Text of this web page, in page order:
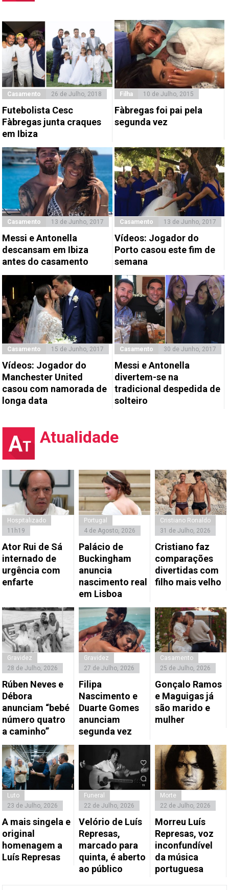
Casamento 26 de Julho, 2018
Futebolista Cesc
Fàbregas junta craques
em Ibiza
Filha 10 de Julho, 2015
Fàbregas foi pai pela
segunda vez
Casamento 13 de Junho, 2017
Messi e Antonella
descansam em Ibiza
antes do casamento
Casamento 13 de Junho, 2017
Vídeos: Jogador do
Porto casou este fim de
semana
Casamento 15 de Junho, 2017
Vídeos: Jogador do
Manchester United
casou com namorada de
longa data
Casamento 30 de Junho, 2017
Messi e Antonella
divertem-se na
tradicional despedida de
solteiro
Atualidade
Hospitalizado
11h19
Ator Rui de Sá
internado de
urgência com
enfarte
Portugal
4 de Agosto, 2026
Palácio de
Buckingham
anuncia
nascimento real
em Lisboa
Cristiano Ronaldo
31 de Julho, 2026
Cristiano faz
comparações
divertidas com
filho mais velho
Gravidez
28 de Julho, 2026
Rúben Neves e
Débora
anunciam “bebé
número quatro
a caminho”
Gravidez
27 de Julho, 2026
Filipa
Nascimento e
Duarte Gomes
anunciam
segunda vez
Casamento
25 de Julho, 2026
Gonçalo Ramos
e Maguigas já
são marido e
mulher
Luto
23 de Julho, 2026
A mais singela e
original
homenagem a
Luís Represas
Funeral
22 de Julho, 2026
Velório de Luís
Represas,
marcado para
quinta, é aberto
ao público
Morte
22 de Julho, 2026
Morreu Luís
Represas, voz
inconfundível
da música
portuguesa